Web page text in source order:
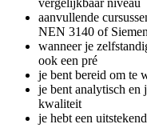
vergelijkbaar niveau
aanvullende
NEN 3140 of
wanneer je
ook een pré
je bent bereid om te
je bent analytisch en
kwaliteit
je hebt een